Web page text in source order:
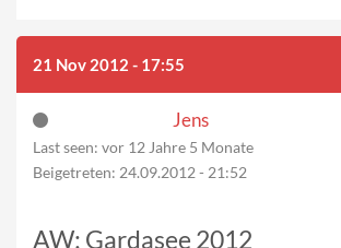
21 Nov 2012 - 17:55
Jens
Last seen: vor 12 Jahre 5 Monate
Beigetreten: 24.09.2012 - 21:52
AW: Gardasee 2012